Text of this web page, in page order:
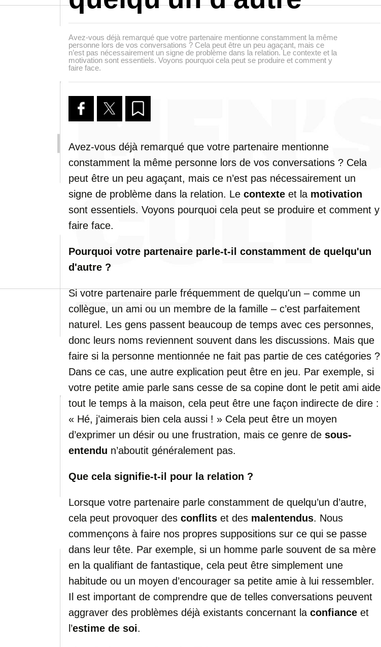
Avez-vous déjà remarqué que votre partenaire mentionne constamment la même
personne lors de vos conversations ? Cela peut être un peu agaçant, mais ce
n’est pas nécessairement un signe de problème dans la relation. Le contexte et la
motivation sont essentiels. Voyons pourquoi cela peut se produire et comment y
faire face.
Avez-vous déjà remarqué que votre partenaire mentionne
constamment la même personne lors de vos conversations ? Cela
peut être un peu agaçant, mais ce n’est pas nécessairement un
signe de problème dans la relation. Le contexte et la motivation
sont essentiels. Voyons pourquoi cela peut se produire et comment y
faire face.
Pourquoi votre partenaire parle-t-il constamment de quelqu'un
d'autre ?
Si votre partenaire parle fréquemment de quelqu'un – comme un
collègue, un ami ou un membre de la famille – c’est parfaitement
naturel. Les gens passent beaucoup de temps avec ces personnes,
donc leurs noms reviennent souvent dans les discussions. Mais que
faire si la personne mentionnée ne fait pas partie de ces catégories ?
Dans ce cas, une autre explication peut être en jeu. Par exemple, si
votre petite amie parle sans cesse de sa copine dont le petit ami aide
tout le temps à la maison, cela peut être une façon indirecte de dire :
« Hé, j’aimerais bien cela aussi ! » Cela peut être un moyen
d’exprimer un désir ou une frustration, mais ce genre de sous-
entendu n’aboutit généralement pas.
Que cela signifie-t-il pour la relation ?
Lorsque votre partenaire parle constamment de quelqu’un d’autre,
cela peut provoquer des conflits et des malentendus. Nous
commençons à faire nos propres suppositions sur ce qui se passe
dans leur tête. Par exemple, si un homme parle souvent de sa mère
en la qualifiant de fantastique, cela peut être simplement une
habitude ou un moyen d’encourager sa petite amie à lui ressembler.
Il est important de comprendre que de telles conversations peuvent
aggraver des problèmes déjà existants concernant la confiance et
l’estime de soi.